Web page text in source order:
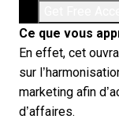
Ce que vous
En effet, cet
sur
marketing afin
d’affaires.